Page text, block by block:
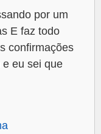
por um
E faz todo
confirmações
eu sei que